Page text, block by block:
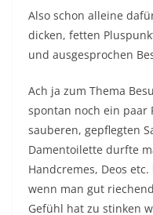
Also schon alleine
dicken, fetten
und ausgesprochen
Ach ja zum Thema
spontan noch ein paar
sauberen, gepflegten
Damentoilette durfte
Handcremes, Deos
wenn man gut
Gefühl hat zu stinken